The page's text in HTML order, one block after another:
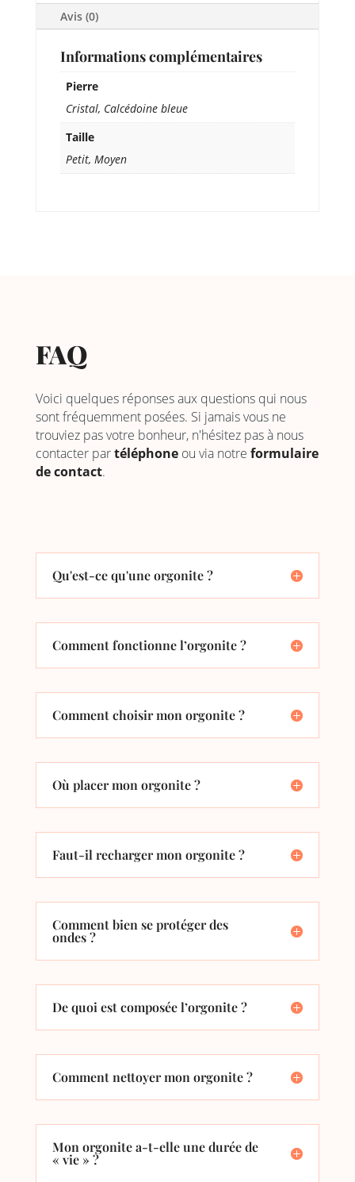
Avis (0)
Informations complémentaires
Pierre
Cristal, Calcédoine bleue
Taille
Petit, Moyen
FAQ
Voici quelques réponses aux questions qui nous
sont fréquemment posées. Si jamais vous ne
trouviez pas votre bonheur, n'hésitez pas à nous
contacter partéléphoneou via notre formulaire
de contact.
Qu'est-ce qu'une orgonite ?
Comment fonctionne l’orgonite ?
Comment choisir mon orgonite ?
Où placer mon orgonite ?
Faut-il recharger mon orgonite ?
Comment bien se protéger des
ondes ?
De quoi est composée l’orgonite ?
Comment nettoyer mon orgonite ?
Mon orgonite a-t-elle une durée de
« vie » ?